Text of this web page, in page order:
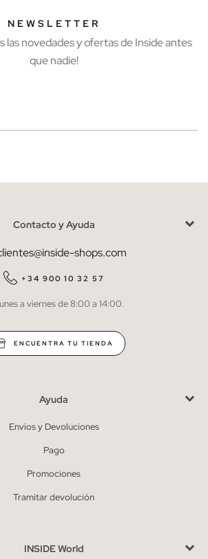
NEWSLETTER
las novedades y ofertas de Inside antes
que nadie!
lapolítica de privacidad
QUIERO SUSCRIBIRME
la suscripción en cualquier momento.
Contacto y Ayuda
shops.com
+34 900 10 32 57
a viernes de 8:00 a 14:00.
ENCUENTRA TU TIENDA
Ayuda
Envíos y Devoluciones
Pago
Promociones
Tramitar devolución
INSIDE World